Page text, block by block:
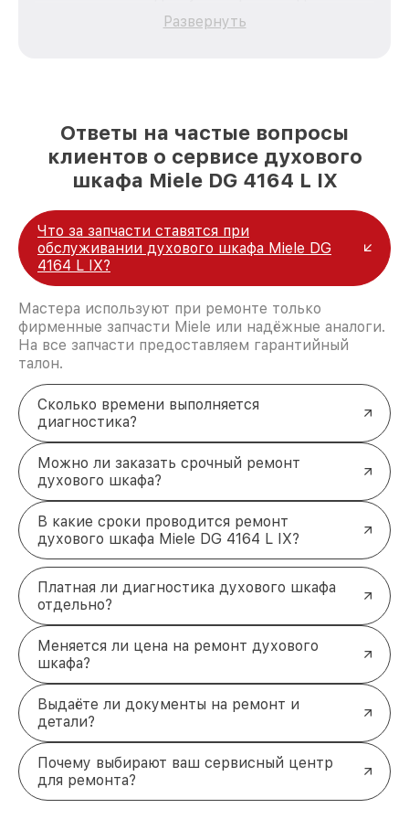
каждого пользователя продукции Miele, вне
зависимости от сложности поломки. Мы
и лояльности наших клиентов.
Развернуть
Ответы на частые вопросы
клиентов о сервисе духового
шкафа Miele DG 4164 L IX
Что за запчасти ставятся при
обслуживании духового шкафа Miele DG
4164 L IX?
Мастера используют при ремонте только
фирменные запчасти Miele или надёжные аналоги.
На все запчасти предоставляем гарантийный
талон.
Сколько времени выполняется
диагностика?
Можно ли заказать срочный ремонт
духового шкафа?
В какие сроки проводится ремонт
духового шкафа Miele DG 4164 L IX?
Платная ли диагностика духового шкафа
отдельно?
Меняется ли цена на ремонт духового
шкафа?
Выдаёте ли документы на ремонт и
детали?
Почему выбирают ваш сервисный центр
для ремонта?